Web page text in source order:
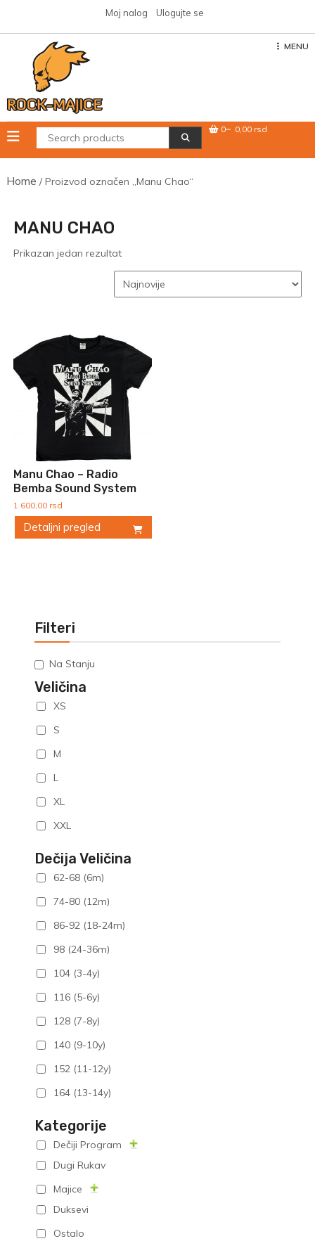
content
Moj nalog Ulogujte se
MENU
0 0,00 rsd
Home / Proizvod označen „Manu Chao“
MANU CHAO
Prikazan jedan rezultat
Manu Chao – Radio
Bemba Sound System
1 600,00 rsd
Detaljni pregled
Opcije
mogu
izabrane
stranici
proizvoda.
Filteri
Na Stanju
Veličina
XS
S
M
L
XL
XXL
Dečija Veličina
62-68 (6m)
74-80 (12m)
86-92 (18-24m)
98 (24-36m)
104 (3-4y)
116 (5-6y)
128 (7-8y)
140 (9-10y)
152 (11-12y)
164 (13-14y)
Kategorije
Dečiji Program
Dugi Rukav
Majice
Duksevi
Ostalo